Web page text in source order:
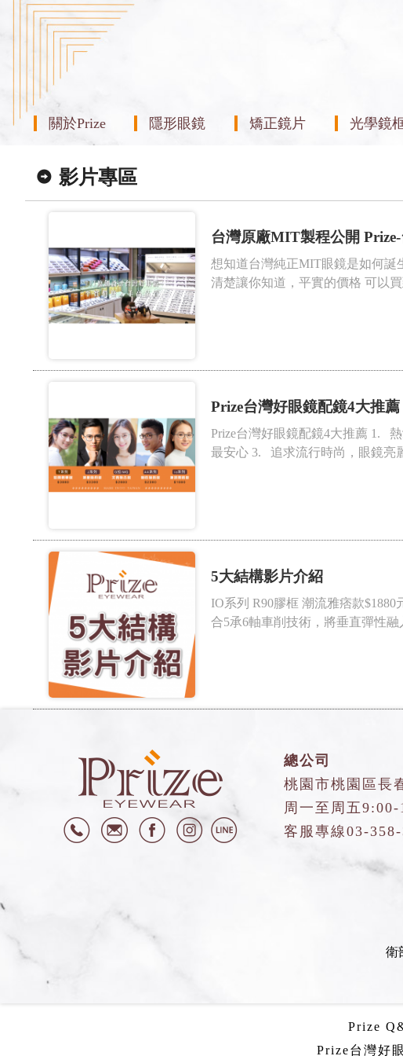
關於Prize 隱形眼鏡 矯正鏡片 光學鏡
影片專區
台灣原廠MIT製程公開
想知道台灣純正MIT眼鏡是如何誕
清楚讓你知道，平實的價格 可以
Prize台灣好眼鏡配鏡4大推薦
Prize台灣好眼鏡配鏡4大推薦 1.
最安心 3. 追求流行時尚，眼鏡亮
5大結構影片介紹
IO系列 R90膠框 潮流雅痞款
合5承6軸車削技術，將垂直彈性
總公司
桃園市桃園區長
周一至周五9:00-
客服專線03-
衛
Prize
Prize台灣好